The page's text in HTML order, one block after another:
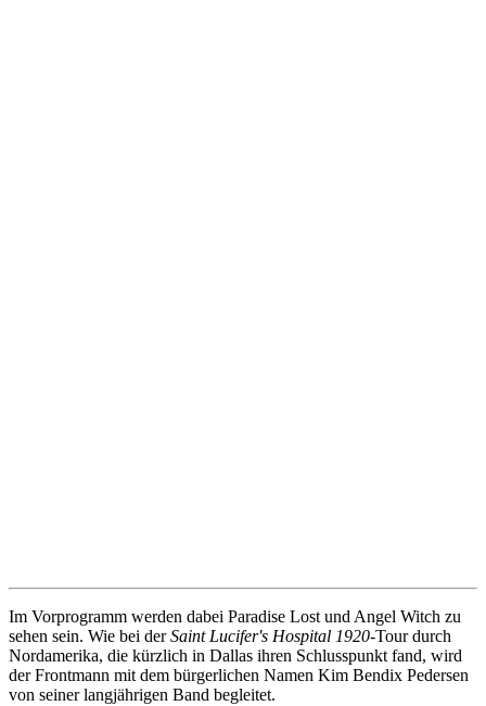
Im Vorprogramm werden dabei Paradise Lost und Angel Witch zu
sehen sein. Wie bei derSaint Lucifer's Hospital 1920-Tour durch
Nordamerika, die kürzlich in Dallas ihren Schlusspunkt fand, wird
der Frontmann mit dem bürgerlichen Namen Kim Bendix Pedersen
von seiner langjährigen Band begleitet.